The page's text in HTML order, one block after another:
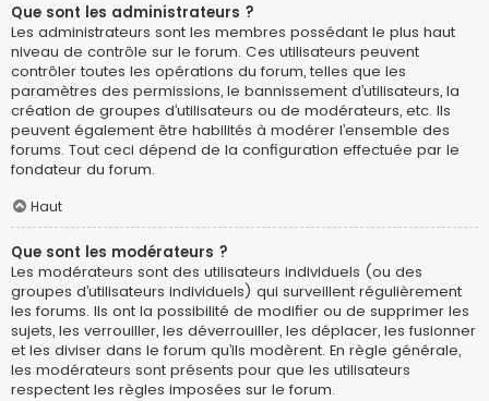
Que sont les administrateurs ?
Les administrateurs sont les membres possédant le plus haut
niveau de contrôle sur le forum. Ces utilisateurs peuvent
contrôler toutes les opérations du forum, telles que les
paramètres des permissions, le bannissement d’utilisateurs, la
création de groupes d’utilisateurs ou de modérateurs, etc. Ils
peuvent également être habilités à modérer l’ensemble des
forums. Tout ceci dépend de la configuration effectuée par le
fondateur du forum.
Haut
Que sont les modérateurs ?
Les modérateurs sont des utilisateurs individuels (ou des
groupes d’utilisateurs individuels) qui surveillent régulièrement
les forums. Ils ont la possibilité de modifier ou de supprimer les
sujets, les verrouiller, les déverrouiller, les déplacer, les fusionner
et les diviser dans le forum qu’ils modèrent. En règle générale,
les modérateurs sont présents pour que les utilisateurs
respectent les règles imposées sur le forum.